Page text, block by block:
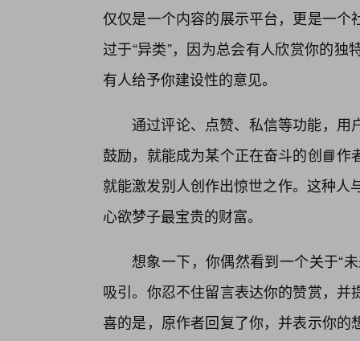
仅仅是一个内容的展示平台，更是一
过于“异类”，因为总会有人欣赏你的
有人给予你建设性的意见。
通过评论、点赞、私信等功能，用
鼓励，就能成为某个正在奋斗的创📘
就能激发别人创作出惊世之作。这种
心欲梦子最宝贵的财富。
想象一下，你偶然看到一个关于“
吸引。你忍不住留言表达你的赞赏，
喜的是，原作者回复了你，并表示你